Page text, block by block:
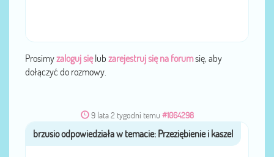
Prosimyzaloguj sięlub zarejestruj się na forumsię, aby
dołączyć do rozmowy.
9 lata 2 tygodni temu #1064298
przezbrzusio